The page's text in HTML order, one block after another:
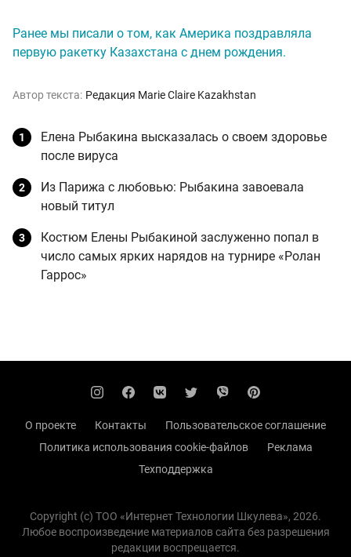
Ранее мы писали о том, как Америка поздравляла
первую ракетку Казахстана с днем рождения.
Автор текста: Редакция Marie Claire Kazakhstan
Елена Рыбакина высказалась о своем здоровье
после вируса
Из Парижа с любовью: Рыбакина завоевала
новый титул
Костюм Елены Рыбакиной заслуженно попал в
число самых ярких нарядов на турнире «Ролан
Гаррос»
О проекте Контакты
Пользовательское соглашение
Политика использования cookie-файлов
Реклама
Техподдержка
Copyright (с) TOO «Интернет Технологии Шкулева», 2026.
Любое воспроизведение материалов сайта без разрешения
редакции воспрещается.